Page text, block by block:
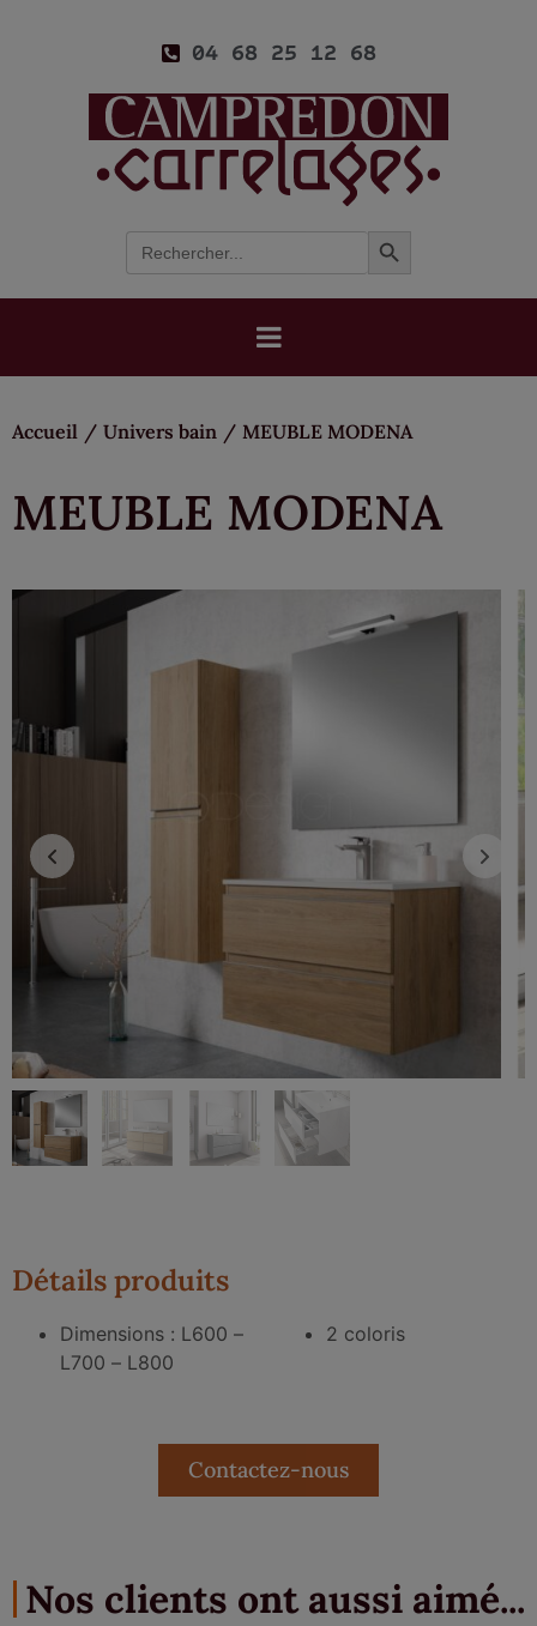
04 68 25 12 68
Search
for:
Search Button
Accueil / Univers bain / MEUBLE MODENA
MEUBLE MODENA
Détails produits
Dimensions : L600 –
L700 – L800
2 coloris
Contactez-nous
Nos clients ont aussi aimé...